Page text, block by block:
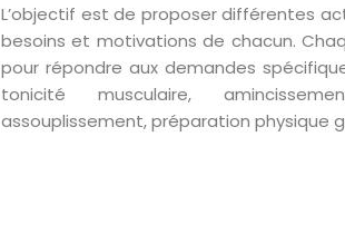
L’objectif est de proposer différentes
besoins et motivations de chacun.
pour répondre aux demandes
tonicité musculaire,
assouplissement, préparation physique